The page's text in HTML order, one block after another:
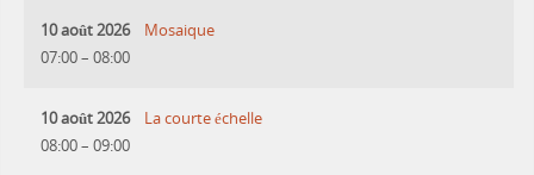
10 août 2026
07:00– 08:00
Mosaique
10 août 2026
08:00– 09:00
La courte échelle